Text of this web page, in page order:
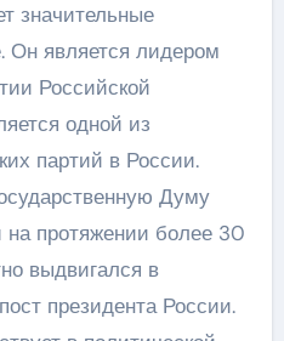
значительные
Он является лидером
Российской
одной из
партий в России.
Думу
протяжении более 30
выдвигался в
президента России.